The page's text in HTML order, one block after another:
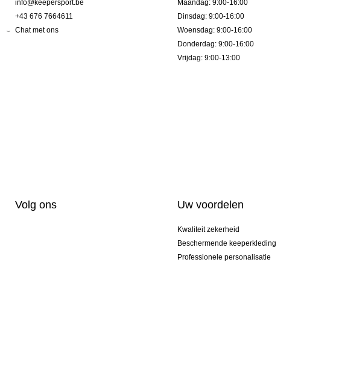
info@keepersport.be
+43 676 7664611
Chat met ons
Maandag: 9:00-16:00
Dinsdag: 9:00-16:00
Woensdag: 9:00-16:00
Donderdag: 9:00-16:00
Vrijdag: 9:00-13:00
Volg ons Uw voordelen
Kwaliteit zekerheid
Beschermende keeperkleding
Professionele personalisatie